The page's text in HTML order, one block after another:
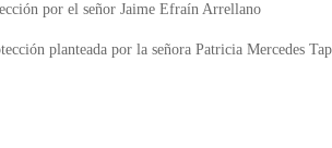
por el señor Jaime Efraín Arrellano
planteada por la señora Patricia Mercedes